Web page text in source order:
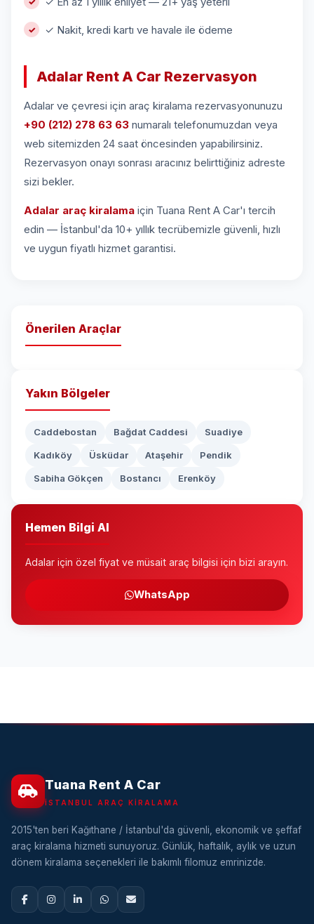
✓ Nakit, kredi kartı ve havale ile ödeme
Adalar Rent A Car Rezervasyon
Adalar ve çevresi için araç kiralama rezervasyonunuzu
+90 (212) 278 63 63 numaralı telefonumuzdan veya
web sitemizden 24 saat öncesinden yapabilirsiniz.
Rezervasyon onayı sonrası aracınız belirttiğiniz adreste
sizi bekler.
Adalar araç kiralama için Tuana Rent A Car'ı tercih
edin — İstanbul'da 10+ yıllık tecrübemizle güvenli, hızlı
ve uygun fiyatlı hizmet garantisi.
Önerilen Araçlar
Yakın Bölgeler
Caddebostan Bağdat Caddesi Suadiye
Kadıköy Üsküdar Ataşehir Pendik
Sabiha Gökçen Bostancı Erenköy
Hemen Bilgi Al
Adalar için özel fiyat ve müsait araç bilgisi için bizi arayın.
WhatsApp
Tuana Rent A Car
İSTANBUL ARAÇ KIRALAMA
2015'ten beri Kağıthane / İstanbul'da güvenli, ekonomik ve şeffaf
araç kiralama hizmeti sunuyoruz. Günlük, haftalık, aylık ve uzun
dönem kiralama seçenekleri ile bakımlı filomuz emrinizde.